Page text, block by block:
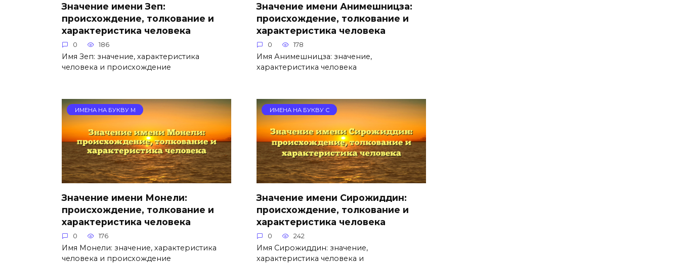
Значение имени Зеп:
происхождение, толкование и
характеристика человека
0 186
Имя Зеп: значение, характеристика
человека и происхождение
Значение имени Анимешницза:
происхождение, толкование и
характеристика человека
0 178
Имя Анимешницза: значение,
характеристика человека
ИМЕНА НА БУКВУ М
Значение имени Монели:
происхождение, толкование и
характеристика человека
0 176
Имя Монели: значение, характеристика
человека и происхождение
ИМЕНА НА БУКВУ С
Значение имени Сирожиддин:
происхождение, толкование и
характеристика человека
0 242
Имя Сирожиддин: значение,
характеристика человека и